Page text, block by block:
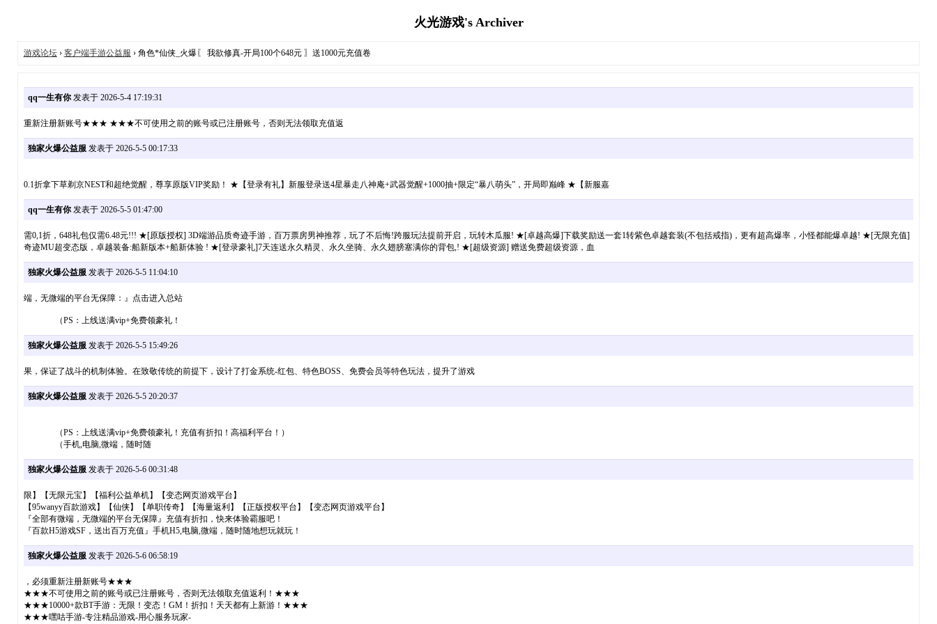
火光游戏's Archiver
游戏论坛› 客户端手游公益服 › 角色*仙侠_火爆〖 我欲修真-开局100个648元 〗送1000元充值卷
qq一生有你发表于 2026-5-4 17:19:31
重新注册新账号★★★ ★★★不可使用之前的账号或已注册账号，否则无法领取充值返
独家火爆公益服发表于 2026-5-5 00:17:33
0.1折拿下草剃京NEST和超绝觉醒，尊享原版VIP奖励！ ★【登录有礼】新服登录送4星暴走八神庵+武器觉醒+1000抽+限定“暴八萌头”，开局即巅峰 ★【新服嘉
qq一生有你发表于 2026-5-5 01:47:00
需0,1折，648礼包仅需6.48元!!! ★[原版授权] 3D端游品质奇迹手游，百万票房男神推荐，玩了不后悔!跨服玩法提前开启，玩转木瓜服! ★[卓越高爆]下载奖励送一套1转紫色卓越套装(不包括戒指)，更有超高爆率，小怪都能爆卓越! ★[无限充值]
奇迹MU超变态版，卓越装备:船新版本+船新体验 ! ★[登录豪礼]7天连送永久精灵、永久坐骑、永久翅膀塞满你的背包,! ★[超级资源] 赠送免费超级资源，血
独家火爆公益服发表于 2026-5-5 11:04:10
端，无微端的平台无保障：』点击进入总站
（PS：上线送满vip+免费领豪礼！
独家火爆公益服发表于 2026-5-5 15:49:26
果，保证了战斗的机制体验。在致敬传统的前提下，设计了打金系统-红包、特色BOSS、免费会员等特色玩法，提升了游戏
独家火爆公益服发表于 2026-5-5 20:20:37
（PS：上线送满vip+免费领豪礼！充值有折扣！高福利平台！）
（手机,电脑,微端，随时随
独家火爆公益服发表于 2026-5-6 00:31:48
限】【无限元宝】【福利公益单机】【变态网页游戏平台】
【95wanyy百款游戏】【仙侠】【单职传奇】【海量返利】【正版授权平台】【变态网页游戏平台】
『全部有微端，无微端的平台无保障』充值有折扣，快来体验霸服吧！
『百款H5游戏SF，送出百万充值』手机H5,电脑,微端，随时随地想玩就玩！
独家火爆公益服发表于 2026-5-6 06:58:19
，必须重新注册新账号★★★
★★★不可使用之前的账号或已注册账号，否则无法领取充值返利！★★★
★★★10000+款BT手游：无限！变态！GM！折扣！天天都有上新游！★★★
★★★嘿咕手游-专注精品游戏-用心服务玩家-